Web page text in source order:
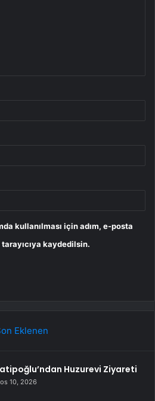
kullanılması için adım, e-posta
kaydedilsin.
Eklenen
Huzurevi Ziyareti
10, 2026